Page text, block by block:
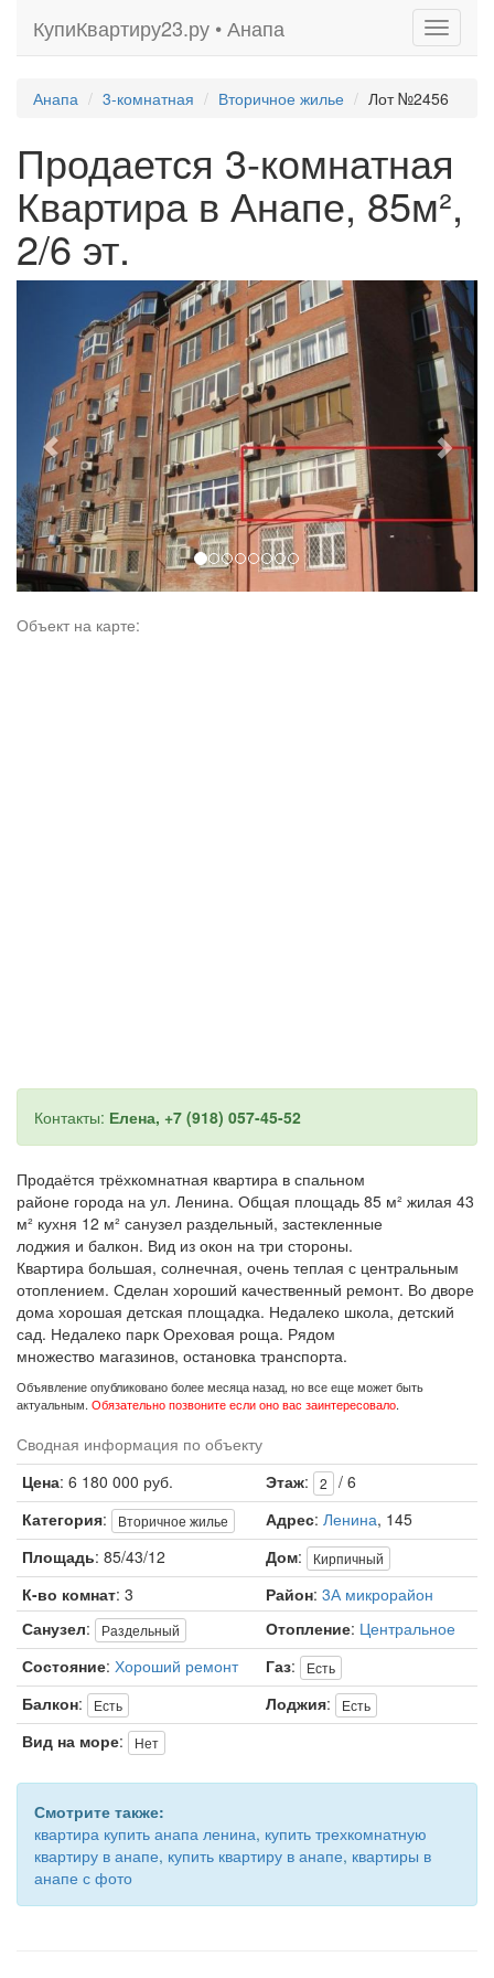
Toggle
КупиКвартиру23.ру • Анапа
Анапа 3-комнатная Вторичное жилье Лот №2456
Продается 3-комнатная
Квартира в Анапе, 85м²,
2/6 эт.
Previous Next
Объект на карте:
Контакты: Елена, +7 (918) 057-45-52
Продаётся трёхкомнатная квартира в спальном
районе города на ул. Ленина. Общая площадь 85 м² жилая 43
м² кухня 12 м² санузел раздельный, застекленные
лоджия и балкон. Вид из окон на три стороны.
Квартира большая, солнечная, очень теплая с центральным
отоплением. Сделан хороший качественный ремонт. Во дворе
дома хорошая детская площадка. Недалеко школа, детский
сад. Недалеко парк Ореховая роща. Рядом
множество магазинов, остановка транспорта.
Объявление опубликовано более месяца назад, но все еще может быть
актуальным. Обязательно позвоните если оно вас заинтересовало.
Сводная информация по объекту
Цена: 6 180 000 руб. Этаж: 2
/ 6
Категория: Вторичное жилье Адрес: Ленина, 145
Площадь: 85/43/12 Дом: Кирпичный
К-во комнат: 3 Район: 3А микрорайон
Санузел: Раздельный Отопление: Центральное
Состояние: Хороший ремонт Газ: Есть
Балкон: Есть Лоджия: Есть
Вид на море: Нет
Смотрите также:
квартира купить анапа ленина, купить трехкомнатную
квартиру в анапе, купить квартиру в анапе, квартиры в
анапе с фото